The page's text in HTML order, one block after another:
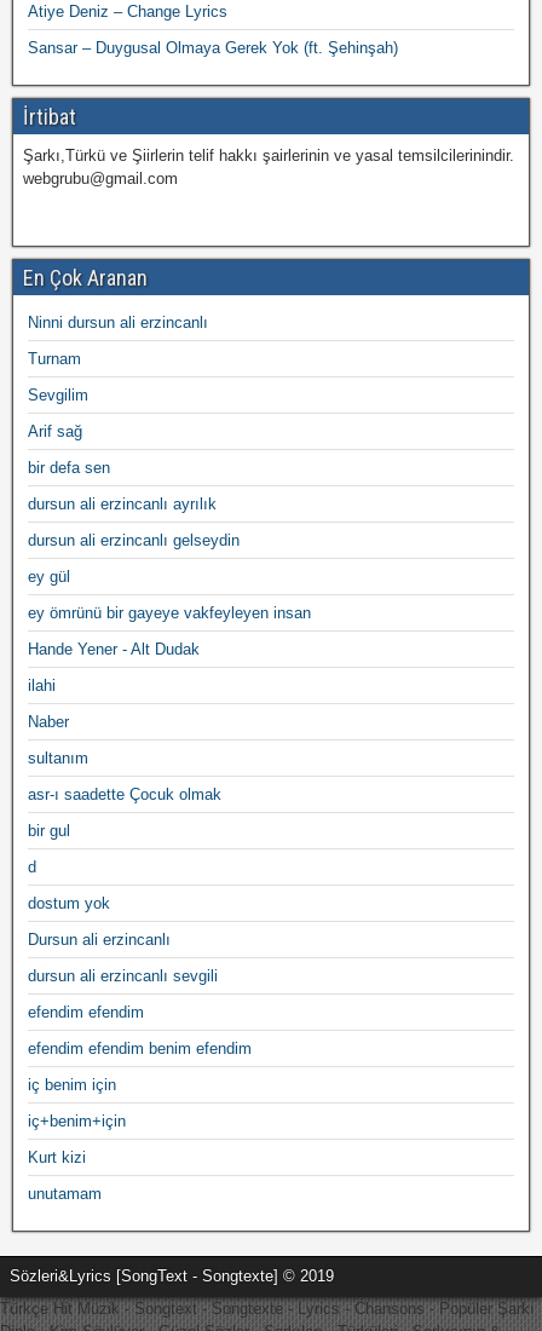
Atiye Deniz – Change Lyrics
Sansar – Duygusal Olmaya Gerek Yok (ft. Şehinşah)
İrtibat
Şarkı,Türkü ve Şiirlerin telif hakkı şairlerinin ve yasal temsilcilerinindir.
webgrubu@gmail.com
En Çok Aranan
Ninni dursun ali erzincanlı
Turnam
Sevgilim
Arif sağ
bir defa sen
dursun ali erzincanlı ayrılık
dursun ali erzincanlı gelseydin
ey gül
ey ömrünü bir gayeye vakfeyleyen insan
Hande Yener - Alt Dudak
ilahi
Naber
sultanım
asr-ı saadette Çocuk olmak
bir gul
d
dostum yok
Dursun ali erzincanlı
dursun ali erzincanlı sevgili
efendim efendim
efendim efendim benim efendim
iç benim için
iç+benim+için
Kurt kizi
unutamam
Sözleri&Lyrics [SongText - Songtexte] © 2019
Türkçe Hit Müzik - Songtext - Songtexte - Lyrics - Chansons - Popüler Şarkı